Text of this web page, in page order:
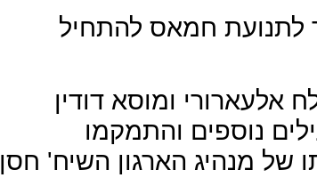
לתנועת חמאס להתחיל
ומוסא דודין
נוספים והתמקמו
של מנהיג הארגון השיח' חסן